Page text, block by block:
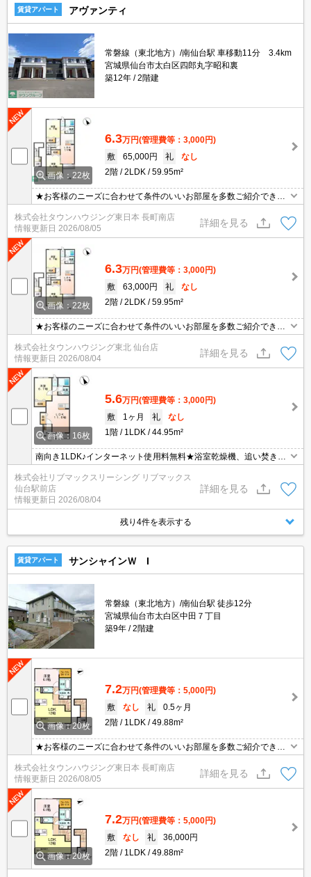
賃貸アパート アヴァンティ
常磐線（東北地方）/南仙台駅 車移動11分 3.4km
宮城県仙台市太白区四郎丸字昭和裏
築12年
2階建
画像：22枚
6.3万円(管理費等：3,000円)
敷
65,000円 礼
なし
2階
2LDK 59.95m²
★お客様のニーズに合わせて条件のいいお部屋を多数ご紹介できま
す★賃貸物件のお部屋探しはタウンハウジングへ
株式会社タウンハウジング東日本 長町南店
情報更新日 2026/08/05
詳細を見る
画像：22枚
6.3万円(管理費等：3,000円)
敷
63,000円 礼
なし
2階
2LDK 59.95m²
★お客様のニーズに合わせて条件のいいお部屋を多数ご紹介できま
す★賃貸物件のお部屋探しはタウンハウジングへ
株式会社タウンハウジング東北 仙台店
情報更新日 2026/08/04
詳細を見る
画像：16枚
5.6万円(管理費等：3,000円)
敷
1ヶ月 礼
なし
1階
1LDK 44.95m²
南向き1LDK♪インターネット使用料無料★浴室乾燥機、追い焚き、
洗髪洗面化粧台、温水洗浄便座、ガスキッチン、TVモニターフォン
等の設備♪駐車場・駐輪場があるので通勤・買い物便利♪嬉しい礼金
0★
株式会社リブマックスリーシング リブマックス
仙台駅前店
情報更新日 2026/08/04
詳細を見る
残り4件を表示する
賃貸アパート サンシャインＷ I
常磐線（東北地方）/南仙台駅 徒歩12分
宮城県仙台市太白区中田７丁目
築9年
2階建
画像：20枚
7.2万円(管理費等：5,000円)
敷
なし 礼
0.5ヶ月
2階
1LDK 49.88m²
★お客様のニーズに合わせて条件のいいお部屋を多数ご紹介できま
す★賃貸物件のお部屋探しはタウンハウジングへ
株式会社タウンハウジング東日本 長町南店
情報更新日 2026/08/05
詳細を見る
画像：20枚
7.2万円(管理費等：5,000円)
敷
なし 礼
36,000円
2階
1LDK 49.88m²